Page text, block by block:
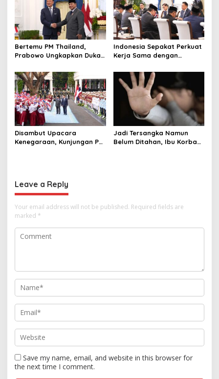
Bertemu PM Thailand,
Prabowo Ungkapkan Duka
Selamat Ulang Tahun ke
Raja Thailand
Indonesia Sepakat Perkuat
Kerja Sama dengan
hingga Ekonomi Digital
Disambut Upacara
Kenegaraan, Kunjungan PM
Jadi Tersangka Namun
Belum Ditahan, Ibu Korban
Leave a Reply
Your email address will not be published. Required fields are
marked *
Save my name, email, and website in this browser for
the next time I comment.